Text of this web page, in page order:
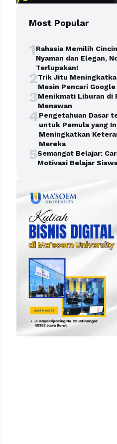
Most Popular
1Rahasia Memilih
Nyaman dan Elegan,
Terlupakan!
2Trik Jitu
Mesin Pencari Google
3Menikmati Liburan di
Menawan
4Pengetahuan Dasar
untuk Pemula yang
Meningkatkan
Mereka
5Semangat Belajar:
Motivasi Belajar